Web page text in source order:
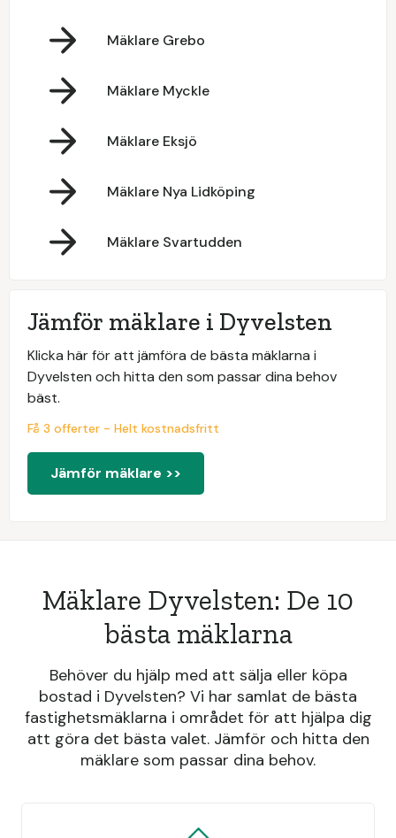
Mäklare Grebo
Mäklare Myckle
Mäklare Eksjö
Mäklare Nya Lidköping
Mäklare Svartudden
Jämför mäklare i Dyvelsten
Klicka här för att jämföra de bästa mäklarna i
Dyvelsten och hitta den som passar dina behov
bäst.
Få 3 offerter - Helt kostnadsfritt
Jämför mäklare >>
Mäklare Dyvelsten: De 10
bästa mäklarna
Behöver du hjälp med att sälja eller köpa
bostad i Dyvelsten? Vi har samlat de bästa
fastighetsmäklarna i området för att hjälpa dig
att göra det bästa valet. Jämför och hitta den
mäklare som passar dina behov.